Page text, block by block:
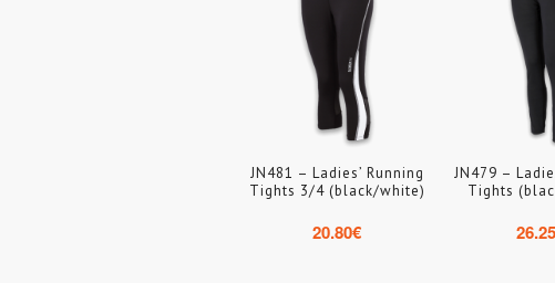
JN481 – Ladies’ Running
Tights 3/4 (black/white)
20.80€
JN479 –
Tights